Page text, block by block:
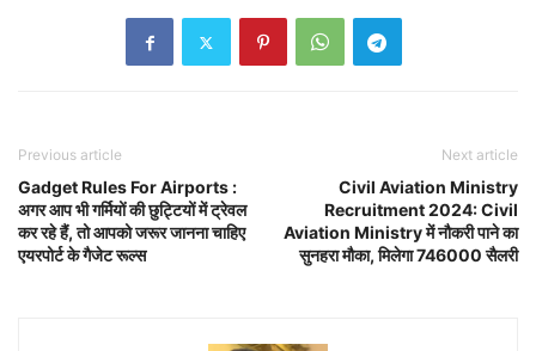
Previous article
Gadget Rules For Airports :
अगर आप भी गर्मियों की छुट्टियों में ट्रेवल
कर रहे हैं, तो आपको जरूर जानना चाहिए
एयरपोर्ट के गैजेट रूल्स
Next article
Civil Aviation Ministry
Recruitment 2024: Civil
Aviation Ministry में नौकरी पाने का
सुनहरा मौका, मिलेगा 746000 सैलरी